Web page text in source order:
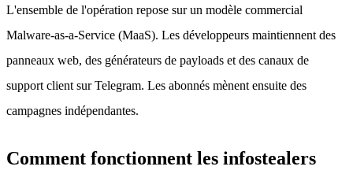
L'ensemble de l'opération repose sur un modèle commercial
Malware-as-a-Service (MaaS). Les développeurs maintiennent des
panneaux web, des générateurs de payloads et des canaux de
support client sur Telegram. Les abonnés mènent ensuite des
campagnes indépendantes.
Comment fonctionnent les infostealers